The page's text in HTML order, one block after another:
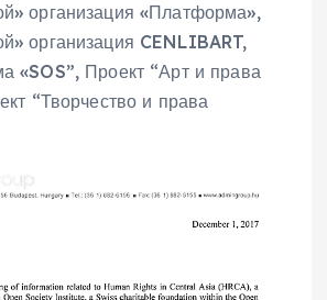
организация «Платформа»,
организация CENLIBART,
«SOS”, Проект “Арт и права
“Творчество и права